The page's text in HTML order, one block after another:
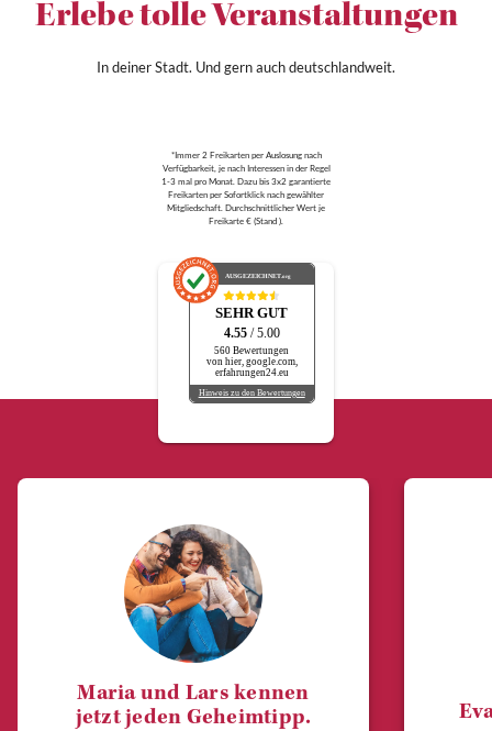
Erlebe tolle Veranstaltungen
In deiner Stadt. Und gern auch deutschlandweit.
*Immer 2 Freikarten per Auslosung nach
Verfügbarkeit, je nach Interessen in der Regel
1-3 mal pro Monat. Dazu bis 3x2 garantierte
Freikarten per Sofortklick nach gewählter
Mitgliedschaft. Durchschnittlicher Wert je
Freikarte € (Stand ).
AUSGEZEICHNET.org
SEHR GUT
4.55 / 5.00
560 Bewertungen
von hier, google.com,
erfahrungen24.eu
Hinweis zu den Bewertungen
Maria und Lars kennen
jetzt jeden Geheimtipp.